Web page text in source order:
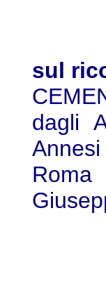
sul
dagli